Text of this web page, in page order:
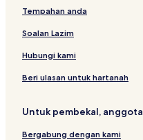
Tempahan anda
Soalan Lazim
Hubungi kami
Beri ulasan untuk hartanah
Untuk pembekal,
Bergabung dengan kami